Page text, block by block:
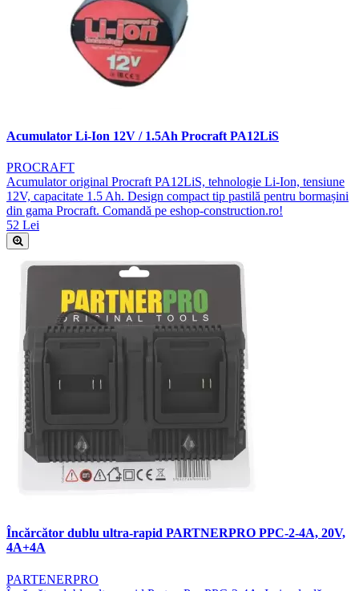
Acumulator Li-Ion 12V / 1.5Ah Procraft PA12LiS
PROCRAFT
Acumulator original Procraft PA12LiS, tehnologie Li-Ion, tensiune
12V, capacitate 1.5 Ah. Design compact tip pastilă pentru bormașini
din gama Procraft. Comandă pe eshop-construction.ro!
52 Lei
Încărcător dublu ultra-rapid PARTNERPRO PPC-2-4A, 20V,
4A+4A
PARTENERPRO